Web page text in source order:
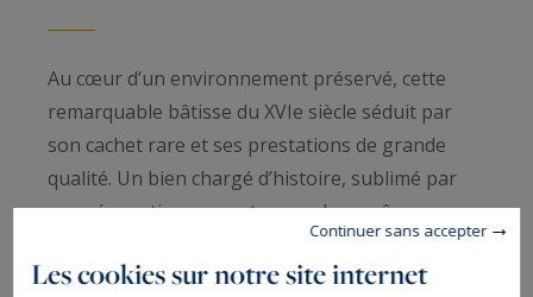
Au cœur d’un environnement préservé, cette
remarquable bâtisse du XVIe siècle séduit par
son cachet rare et ses prestations de grande
qualité. Un bien chargé d’histoire, sublimé par
une rénovation respectueuse de son âme
Les cookies sur notre site internet
Continuer sans accepter